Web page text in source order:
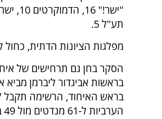
תע"ל 5.
מפלגות הציונות הדתית, כחול
הסקר בחן גם תרחישים של
הערביות ל-61 מנדטים מול 49 בלבד לקואליציית נתניהו.